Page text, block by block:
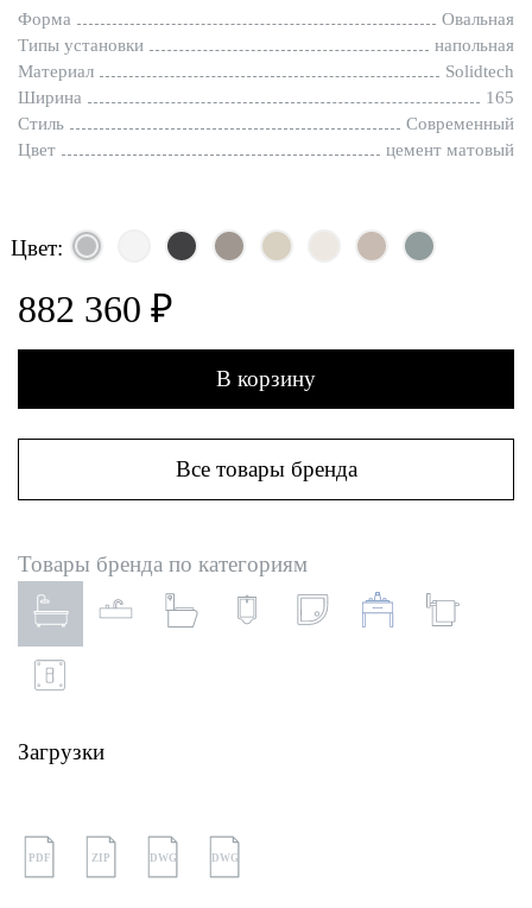
Форма
Овальная
Типы установки
напольная
Материал
Solidtech
Ширина
165
Стиль
Современный
Цвет
цемент матовый
Цвет:
882 360 ₽
В корзину
Все товары бренда
Товары бренда по категориям
Загрузки
PDF ZIP DWG DWG